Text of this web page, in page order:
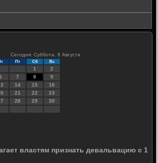
Сегодня: Суббота, 8 Августа
Пт Сб Вс
1
2
7 8
9
14 15
16
21 22
23
28 29
30
властям признать девальвацию с 1